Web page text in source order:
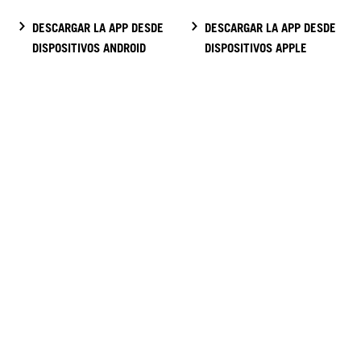
DESCARGAR LA APP DESDE
DISPOSITIVOS ANDROID
DESCARGAR LA APP DESDE
DISPOSITIVOS APPLE